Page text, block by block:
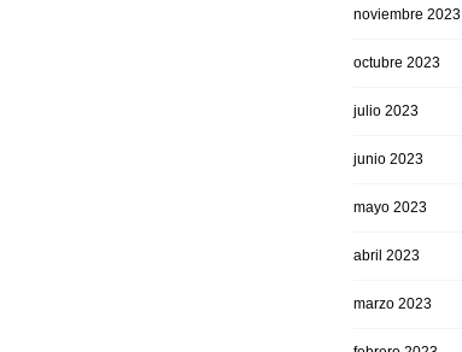
noviembre 2023
octubre 2023
julio 2023
junio 2023
mayo 2023
abril 2023
marzo 2023